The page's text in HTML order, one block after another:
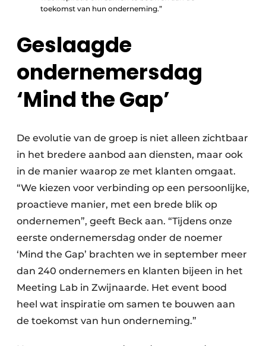
toekomst van hun onderneming.”
Geslaagde
ondernemersdag
‘Mind the Gap’
De evolutie van de groep is niet alleen zichtbaar
in het bredere aanbod aan diensten, maar ook
in de manier waarop ze met klanten omgaat.
“We kiezen voor verbinding op een persoonlijke,
proactieve manier, met een brede blik op
ondernemen”, geeft Beck aan. “Tijdens onze
eerste ondernemersdag onder de noemer
‘Mind the Gap’ brachten we in september meer
dan 240 ondernemers en klanten bijeen in het
Meeting Lab in ­Zwijnaarde. Het event bood
heel wat inspiratie om samen te bouwen aan
de toekomst van hun onderneming.”